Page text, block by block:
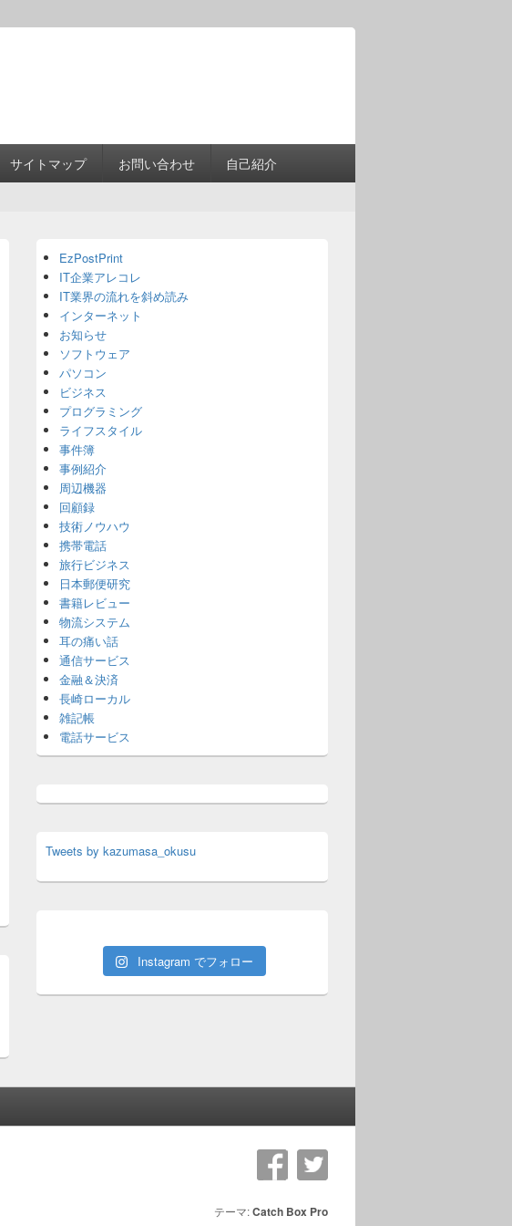
サイトマップ お問い合わせ 自己紹介
Sidebar
Widget
Area
EzPostPrint
IT企業アレコレ
IT業界の流れを斜め読み
インターネット
お知らせ
ソフトウェア
パソコン
ビジネス
プログラミング
ライフスタイル
事件簿
事例紹介
周辺機器
回顧録
技術ノウハウ
携帯電話
旅行ビジネス
日本郵便研究
書籍レビュー
物流システム
耳の痛い話
通信サービス
金融＆決済
長崎ローカル
雑記帳
電話サービス
Tweets by kazumasa_okusu
Instagram でフォロー
テーマ:Catch Box Pro